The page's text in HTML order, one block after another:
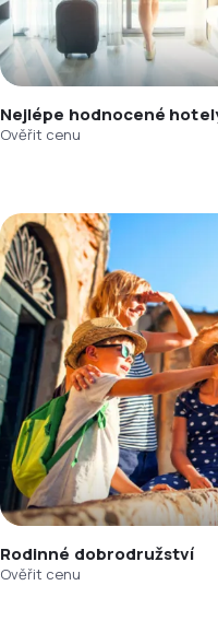
Nejlépe hodnocené
Ověřit cenu
Rodinné dobrodružství
Ověřit cenu